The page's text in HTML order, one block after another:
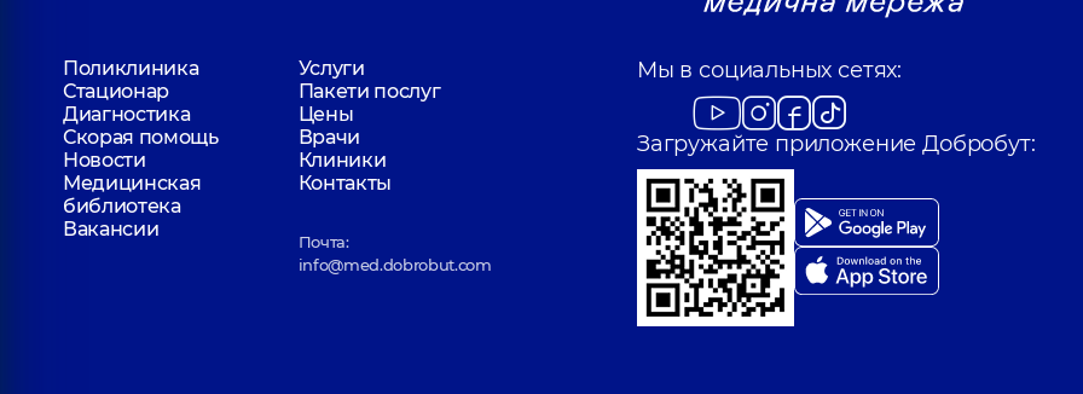
Поликлиника
Услуги
Стационар
Пакети послуг
Диагностика
Цены
Скорая помощь
Врачи
Новости
Клиники
Медицинская
библиотека
Контакты
Вакансии
Почта:
info@med.dobrobut.com
Мы в социальных сетях:
Загружайте приложение Добробут: